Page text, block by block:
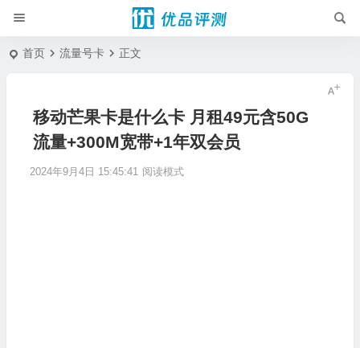
首页 流量号卡 正文
移动芒果卡是什么卡 月租49元含50G
流量+300M宽带+1年双会员
2024年9月4日 15:45:41 阅读模式